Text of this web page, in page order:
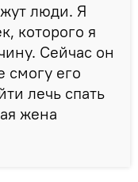
люди. Я
которого я
Сейчас он
смогу его
лечь спать
жена